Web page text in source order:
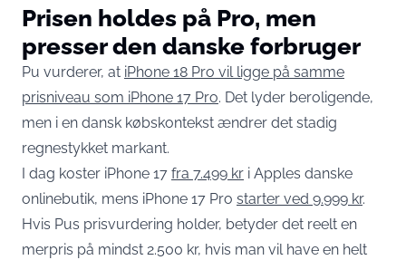
Prisen holdes på Pro, men
presser den danske forbruger
Pu vurderer, at iPhone 18 Pro vil ligge på samme
prisniveau som iPhone 17 Pro. Det lyder beroligende,
men i en dansk købskontekst ændrer det stadig
regnestykket markant.
I dag koster iPhone 17 fra 7.499 kr i Apples danske
onlinebutik, mens iPhone 17 Pro starter ved 9.999 kr.
Hvis Pus prisvurdering holder, betyder det reelt en
merpris på mindst 2.500 kr, hvis man vil have en helt